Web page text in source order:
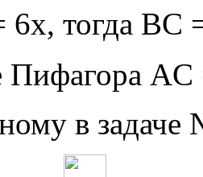
тогда ВС
Пифагора
в